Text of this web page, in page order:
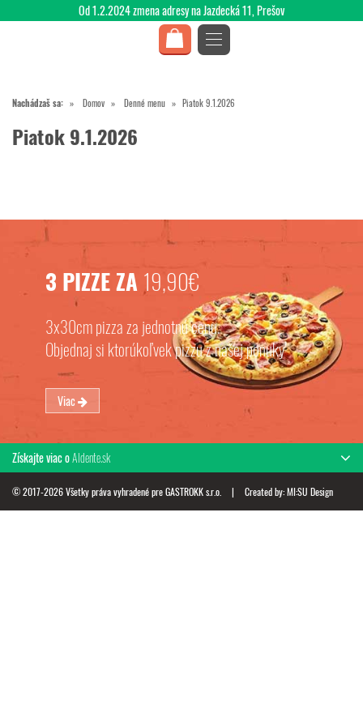
Nachádzaš sa: Domov Denné menu Piatok 9.1.2026
Piatok 9.1.2026
3 PIZZE ZA 19,90€
3x30cm pizza za jednotnú cenu.
Objednaj si ktorúkoľvek pizzu z našej ponuky
Viac
Získajte viac oAldente.sk
© 2017-2026 Všetky práva vyhradené pre GASTROKK s.r.o. | Created by:MI:SU Design
Od 1.2.2024 zmena adresy na Jazdecká 11, Prešov